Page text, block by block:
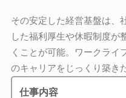
その安定した経営基盤は、
した福利厚生や休暇制度が
くことが可能。ワークライ
のキャリアをじっくり築き
仕事内容